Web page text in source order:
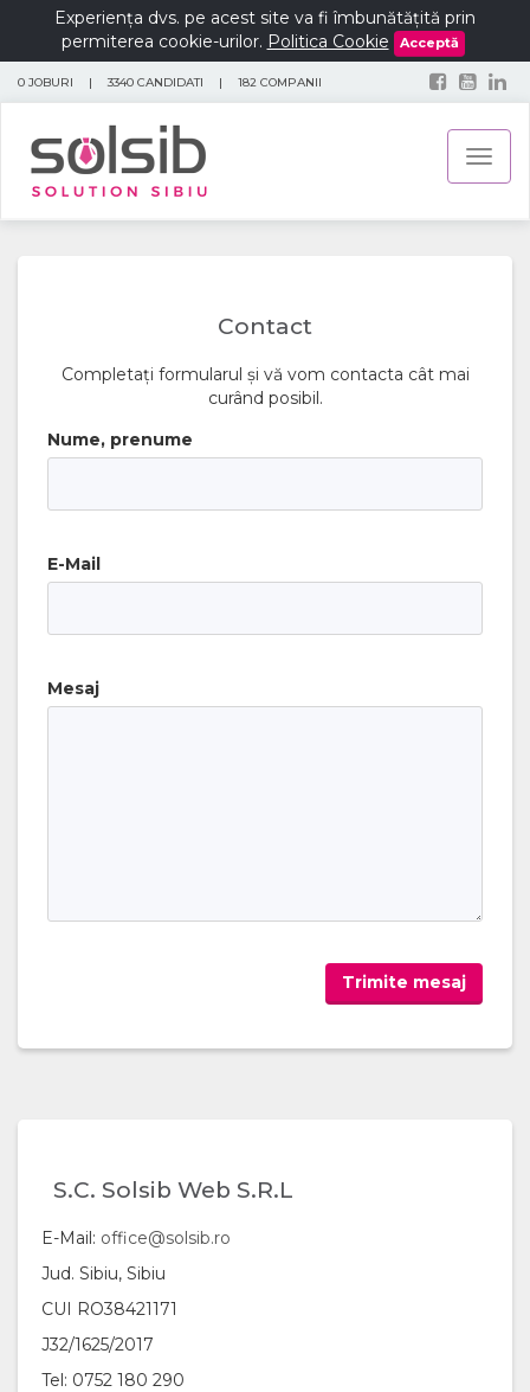
Experiența dvs. pe acest site va fi îmbunătățită prin
permiterea cookie-urilor. Politica Cookie Acceptă
0 JOBURI | 3340 CANDIDATI | 182 COMPANII
Contact
Completați formularul și vă vom contacta cât mai
curând posibil.
Nume, prenume
E-Mail
Mesaj
S.C. Solsib Web S.R.L
E-Mail: office@solsib.ro
Jud. Sibiu, Sibiu
CUI RO38421171
J32/1625/2017
Tel: 0752 180 290